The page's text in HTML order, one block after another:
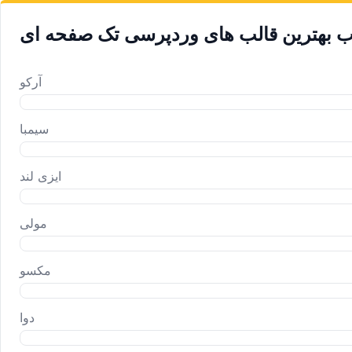
بهترین قالب های وردپرسی تک صفحه ای
آرکو
سیمبا
ایزی لند
مولی
مکسو
دوا